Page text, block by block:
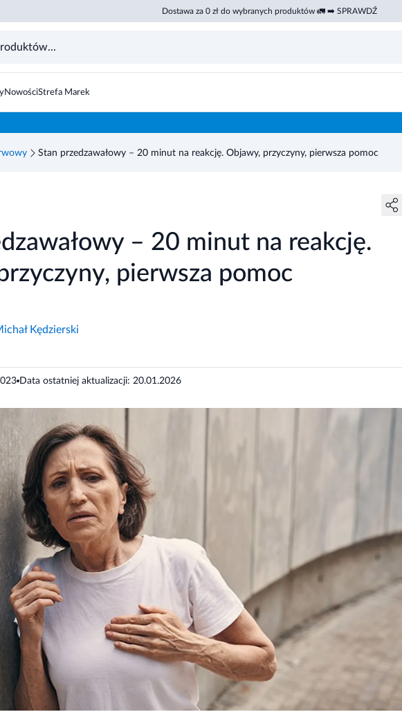
Dostawa za 0 zł do wybranych produktów 🚛 ➡️ SPRAWDŹ
NowościStrefa Marek
Stan przedzawałowy – 20 minut na reakcję. Objawy, przyczyny, pierwsza pomoc
– 20 minut na reakcję.
pierwsza pomoc
Kędzierski
Data ostatniej aktualizacji: 20.01.2026